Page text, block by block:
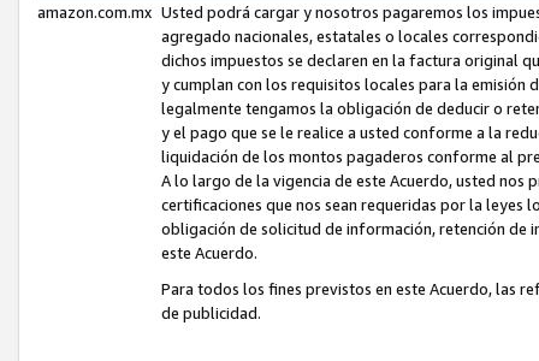
amazon.com.mx Usted podrá cargar y nosotros pagaremos los
agregado nacionales, estatales o locales
dichos impuestos se declaren en la factura original
y cumplan con los requisitos locales para la emisión
legalmente tengamos la obligación de deducir o
y el pago que se le realice a usted conforme a la
liquidación de los montos pagaderos conforme al
A lo largo de la vigencia de este Acuerdo, usted
certificaciones que nos sean requeridas por la leyes
obligación de solicitud de información, retención de
este Acuerdo.
Para todos los fines previstos en este Acuerdo, las
de publicidad.